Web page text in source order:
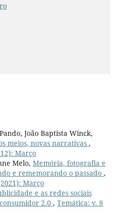
João Baptista Winck,
meios, novas narrativas ,
Março
Melo, Memória, fotografia e
e rememorando o passado ,
Março
e as redes sociais
2.0 , Temática: v. 8